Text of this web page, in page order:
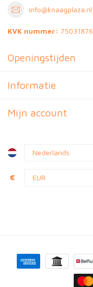
info@knaagplaza.nl
KVK nummer: 75031876
Openingstijden
Informatie
Mijn account
€